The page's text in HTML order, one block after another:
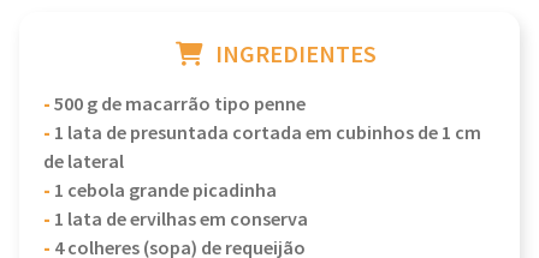
INGREDIENTES
-500 g de macarrão tipo penne
- 1 lata de presuntada cortada em cubinhos de 1 cm
de lateral
- 1 cebola grande picadinha
- 1 lata de ervilhas em conserva
- 4 colheres (sopa) de requeijão